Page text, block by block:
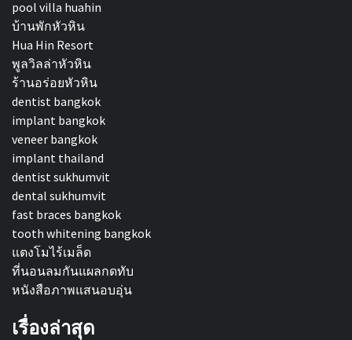
pool villa huahin
บ้านพักหัวหิน
Hua Hin Resort
พูลวิลล่าหัวหิน
ร้านอร่อยหัวหิน
dentist bangkok
implant bangkok
veneer bangkok
implant thailand
dentist sukhumvit
dental sukhumvit
fast braces bangkok
tooth whitening bangkok
แตงโมไร้เมล็ด
ที่นอนลมกันแผลกดทับ
หนังสือภาพแสนอบอุ่น
เรื่องล่าสุด